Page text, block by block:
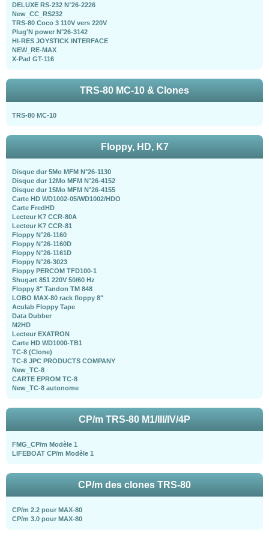
DELUXE RS-232 N°26-2226
New_CC_RS232
TRS-80 Coco 3 110V vers 220V
Plug'N power N°26-3142
HI-RES JOYSTICK INTERFACE
NEW_RE-MAX
X-Pad GT-116
TRS-80 MC-10 & Clones
TRS-80 MC-10
Floppy, HD, K7
Disque dur 5Mo MFM N°26-1130
Disque dur 12Mo MFM N°26-4152
Disque dur 15Mo MFM N°26-4155
Carte HD WD1002-05/WD1002/HDO
Carte FredHD
Lecteur K7 CCR-80A
Lecteur K7 CCR-81
Floppy N°26-1160
Floppy N°26-1160D
Floppy N°26-1161D
Floppy N°26-3023
Floppy PERCOM TFD100-1
Shugart 851 220V 50/60 Hz
Floppy 8" Tandon TM 848
LOBO MAX-80 rack floppy 8"
Aculab Floppy Tape
Data Dubber
M2HD
Lecteur EXATRON
Carte HD WD1000-TB1
TC-8 (Clone)
TC-8 JPC PRODUCTS COMPANY
New_TC-8
CARTE EPROM TC-8
New_TC-8 autonome
CP/m TRS-80 M1/III/IV/4P
FMG_CP/m Modèle 1
LIFEBOAT CP/m Modèle 1
CP/m des clones TRS-80
CP/m 2.2 pour MAX-80
CP/m 3.0 pour MAX-80